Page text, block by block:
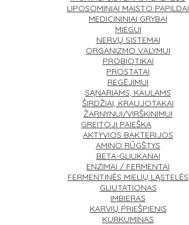
LIPOSOMINIAI MAISTO PAPILDAI
MEDICININIAI GRYBAI
MIEGUI
NERVŲ SISTEMAI
ORGANIZMO VALYMUI
PROBIOTIKAI
PROSTATAI
REGĖJIMUI
SĄNARIAMS, KAULAMS
ŠIRDŽIAI, KRAUJOTAKAI
ŽARNYNUI/VIRŠKINIMUI
GREITOJI PAIEŠKA
AKTYVIOS BAKTERIJOS
AMINO RŪGŠTYS
BETA-GLIUKANAI
ENZIMAI / FERMENTAI
FERMENTINĖS MIELIŲ LĄSTELĖS
GLIUTATIONAS
IMBIERAS
KARVIŲ PRIEŠPIENIS
KURKUMINAS